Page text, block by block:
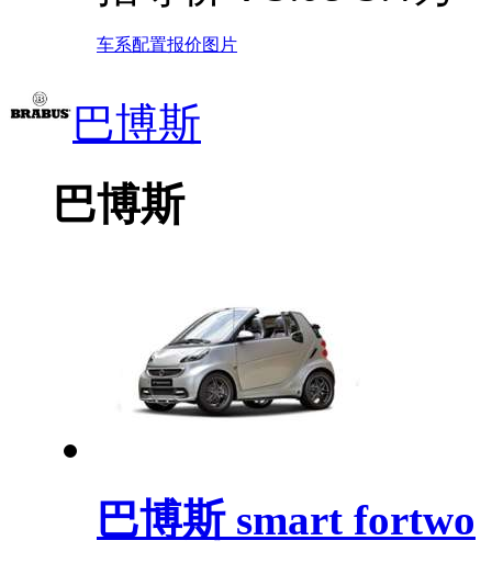
车系配置报价图片
巴博斯
巴博斯
巴博斯 smart fortwo